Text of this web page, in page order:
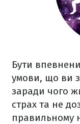
Бути
умови, що ви
заради чого
страх та не
правильному